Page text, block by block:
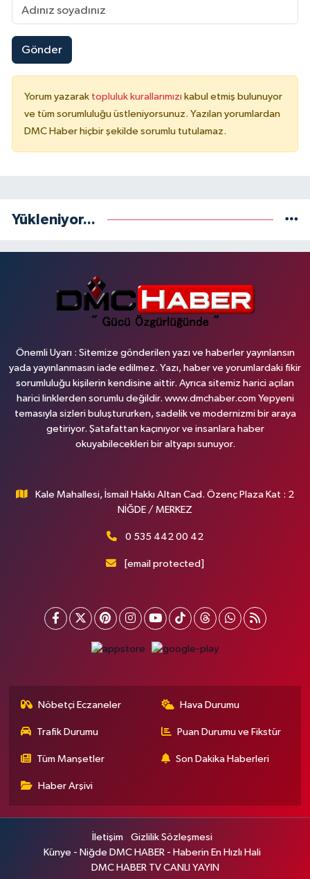
Gönder
Yorum yazarak topluluk kurallarımızı kabul etmiş bulunuyor
ve tüm sorumluluğu üstleniyorsunuz. Yazılan yorumlardan
DMC Haber hiçbir şekilde sorumlu tutulamaz.
Yükleniyor...
Önemli Uyarı : Sitemize gönderilen yazı ve haberler yayınlansın
yada yayınlanmasın iade edilmez. Yazı, haber ve yorumlardaki fikir
sorumluluğu kişilerin kendisine aittir. Ayrıca sitemiz harici açılan
harici linklerden sorumlu değildir. www.dmchaber.com Yepyeni
temasıyla sizleri buluştururken, sadelik ve modernizmi bir araya
getiriyor. Şatafattan kaçınıyor ve insanlara haber
okuyabilecekleri bir altyapı sunuyor.
Kale Mahallesi, İsmail Hakkı Altan Cad. Özenç Plaza Kat : 2
NİĞDE / MERKEZ
0 535 442 00 42
[email protected]
Nöbetçi Eczaneler Hava Durumu
Trafik Durumu Puan Durumu ve Fikstür
Tüm Manşetler Son Dakika Haberleri
Haber Arşivi
İletişim
Gizlilik Sözleşmesi
Künye - Niğde DMC HABER - Haberin En Hızlı Hali
DMC HABER TV CANLI YAYIN